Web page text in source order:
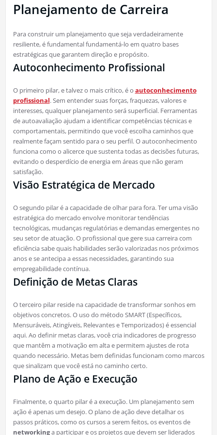
Planejamento de Carreira
Para construir um planejamento que seja verdadeiramente
resiliente, é fundamental fundamentá-lo em quatro bases
estratégicas que garantem direção e propósito.
Autoconhecimento Profissional
O primeiro pilar, e talvez o mais crítico, é o autoconhecimento
profissional. Sem entender suas forças, fraquezas, valores e
interesses, qualquer planejamento será superficial. Ferramentas
de autoavaliação ajudam a identificar competências técnicas e
comportamentais, permitindo que você escolha caminhos que
realmente façam sentido para o seu perfil. O autoconhecimento
funciona como o alicerce que sustenta todas as decisões futuras,
evitando o desperdício de energia em áreas que não geram
satisfação.
Visão Estratégica de Mercado
O segundo pilar é a capacidade de olhar para fora. Ter uma visão
estratégica do mercado envolve monitorar tendências
tecnológicas, mudanças regulatórias e demandas emergentes no
seu setor de atuação. O profissional que gere sua carreira com
eficiência sabe quais habilidades serão valorizadas nos próximos
anos e se antecipa a essas necessidades, garantindo sua
empregabilidade contínua.
Definição de Metas Claras
O terceiro pilar reside na capacidade de transformar sonhos em
objetivos concretos. O uso do método SMART (Específicos,
Mensuráveis, Atingíveis, Relevantes e Temporizados) é essencial
aqui. Ao definir metas claras, você cria indicadores de progresso
que mantêm a motivação em alta e permitem ajustes de rota
quando necessário. Metas bem definidas funcionam como marcos
que sinalizam que você está no caminho certo.
Plano de Ação e Execução
Finalmente, o quarto pilar é a execução. Um planejamento sem
ação é apenas um desejo. O plano de ação deve detalhar os
passos práticos, como os cursos a serem feitos, os eventos de
networkinga participar e os projetos que devem ser liderados